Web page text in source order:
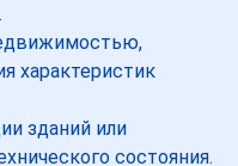
характеристик
зданий или
состояния.